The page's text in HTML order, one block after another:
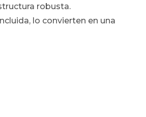
robusta.
lo convierten en una